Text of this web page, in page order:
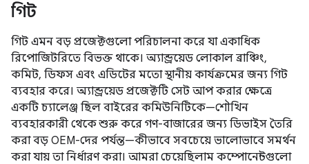
গিট
গিট এমন বড় প্রজেক্টগুলো পরিচালনা করে যা একাধিক
রিপোজিটরিতে বিভক্ত থাকে। অ্যান্ড্রয়েড লোকাল ব্রাঞ্চিং,
কমিট, ডিফস এবং এডিটের মতো স্থানীয় কার্যক্রমের জন্য গিট
ব্যবহার করে। অ্যান্ড্রয়েড প্রজেক্টটি সেট আপ করার ক্ষেত্রে
একটি চ্যালেঞ্জ ছিল বাইরের কমিউনিটিকে—শৌখিন
ব্যবহারকারী থেকে শুরু করে গণ-বাজারের জন্য ডিভাইস তৈরি
করা বড় OEM-দের পর্যন্ত—কীভাবে সবচেয়ে ভালোভাবে সমর্থন
করা যায় তা নির্ধারণ করা। আমরা চেয়েছিলাম কম্পোনেন্টগুলো